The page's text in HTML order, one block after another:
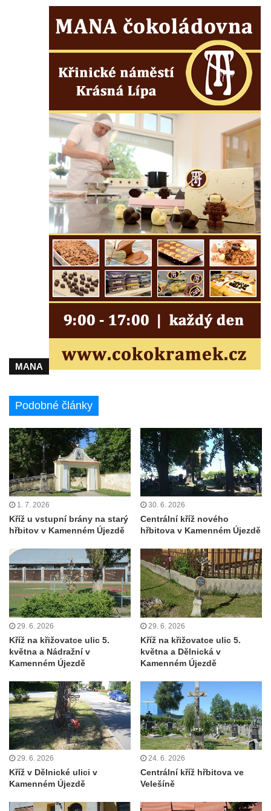
Vilémově
Centrální kříž na novém hřbitově ve
křížové cestě ve Vilémově
Kříž u cesty mezi Růžovou a Kamenickou
Kříž u severní zdi kostela Nalezení svatého
Kříže ve Frýdlantu
Kříž na Křížové cestě na Křížovém vrchu ve
Frýdlantu
Centrální kříž hřbitova ve Sloupu v Čechách
Kříž u koryta náhonu na Chřibské Kamenici
Kříž na Strážném vrchu v Rumburku
Kříž poblíž Ovčího mostu u Tisové
Kříž u kaple svatých Cyrila a Metoděje v
Kříž naproti domu čp. 34 v Kunraticích u
Kříž u polní cesty mezi Šluknovem a
Knížecím
Školní kříž u polní cesty nad Lipovou ulicí v
Rychnově u Jablonce nad Nisou
Boží muka Anděl strážce v Kostelní ulici v
Rychnově u Jablonce nad Nisou
Centrální kříž bývalého hřbitova u kostela
svatého Václava v Rychnově u Jablonce
nad Nisou
Misijní kříž na kostele svatého Václava v
Rychnově u Jablonce nad Nisou
Kříž u domu čp. 23 v Pulečném
Kříž u rozcestí u domu čp. 53 v Maršovicích
Centrální kříž hřbitova v Krásné u Pěnčína
Boží muka v zámeckém parku Dolního
zámku v Teplicích nad Metují
nad Metují
Kříž před kostelem Panny Marie Pomocné v
Teplicích nad Metují
Kříž na hřbitově v Teplicích nad Metují
Boží muka nad pramenem U svatého
Antoníčka v Teplicích nad Metují
Kříž u kostela Nanebevzetí Panny Marie v
MANA
Podobné články
1. 7. 2026
Kříž u vstupní brány na starý
hřbitov v Kamenném Újezdě
30. 6. 2026
Centrální kříž nového
hřbitova v Kamenném Újezdě
29. 6. 2026
Kříž na křižovatce ulic 5.
května a Nádražní v
Kamenném Újezdě
29. 6. 2026
Kříž na křižovatce ulic 5.
května a Dělnická v
Kamenném Újezdě
29. 6. 2026
Kříž v Dělnické ulici v
Kamenném Újezdě
24. 6. 2026
Centrální kříž hřbitova ve
Velešíně